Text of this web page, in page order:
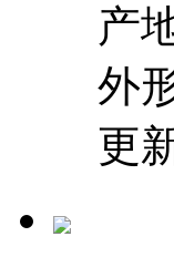
产
外
更